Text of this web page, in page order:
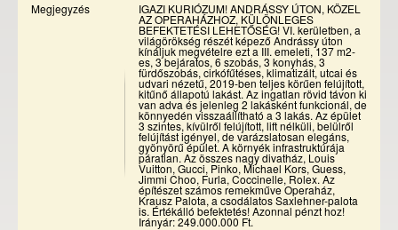
Megjegyzés
IGAZI KURIÓZUM! ANDRÁSSY ÚTON, KÖZEL
AZ OPERAHÁZHOZ, KÜLÖNLEGES
BEFEKTETÉSI LEHETŐSÉG! VI. kerületben, a
világörökség részét képező Andrássy úton
kínáljuk megvételre ezt a III. emeleti, 137 m2-
es, 3 bejáratos, 6 szobás, 3 konyhás, 3
fürdőszobás, cirkófűtéses, klimatizált, utcai és
udvari nézetű, 2019-ben teljes körűen felújított,
kitűnő állapotú lakást. Az ingatlan rövid távon ki
van adva és jelenleg 2 lakásként funkcionál, de
könnyedén visszaállítható a 3 lakás. Az épület
3 szintes, kívülről felújított, lift nélküli, belülről
felújítást igényel, de varázslatosan elegáns,
gyönyörű épület. A környék infrastruktúrája
páratlan. Az összes nagy divatház, Louis
Vuitton, Gucci, Pinko, Michael Kors, Guess,
Jimmi Choo, Furla, Coccinelle, Rolex. Az
építészet számos remekműve Operaház,
Krausz Palota, a csodálatos Saxlehner-palota
is. Értékálló befektetés! Azonnal pénzt hoz!
Irányár: 249.000.000 Ft.